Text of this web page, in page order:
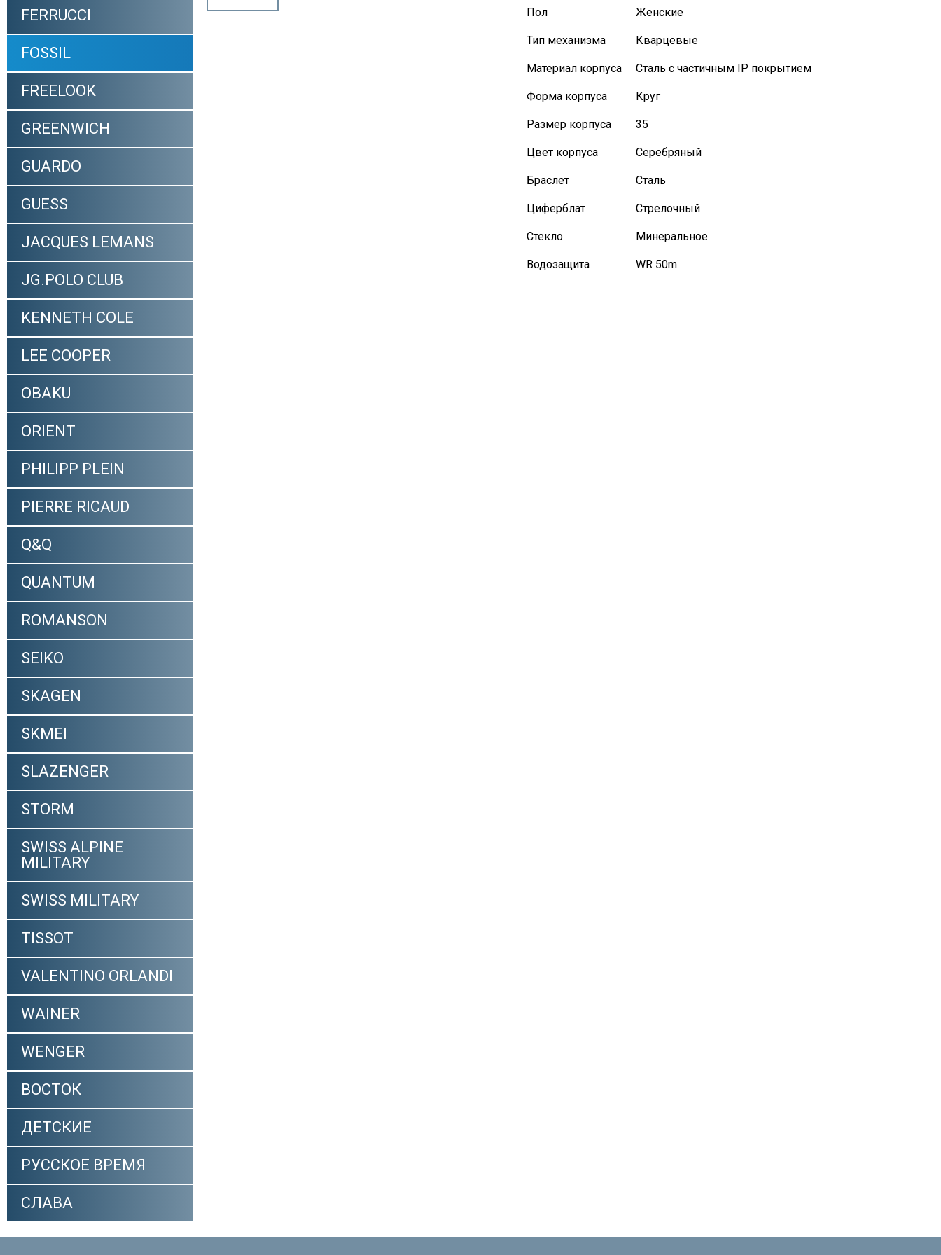
FERRUCCI
FOSSIL
FREELOOK
GREENWICH
GUARDO
GUESS
JACQUES LEMANS
JG.POLO CLUB
KENNETH COLE
LEE COOPER
OBAKU
ORIENT
PHILIPP PLEIN
PIERRE RICAUD
Q&Q
QUANTUM
ROMANSON
SEIKO
SKAGEN
SKMEI
SLAZENGER
STORM
SWISS ALPINE
MILITARY
SWISS MILITARY
TISSOT
VALENTINO ORLANDI
WAINER
WENGER
ВОСТОК
ДЕТСКИЕ
РУССКОЕ ВРЕМЯ
СЛАВА
Пол Женские
Тип механизма Кварцевые
Материал корпуса Сталь с частичным IP покрытием
Форма корпуса Круг
Размер корпуса 35
Цвет корпуса Серебряный
Браслет Сталь
Циферблат Стрелочный
Стекло Минеральное
Водозащита WR 50m